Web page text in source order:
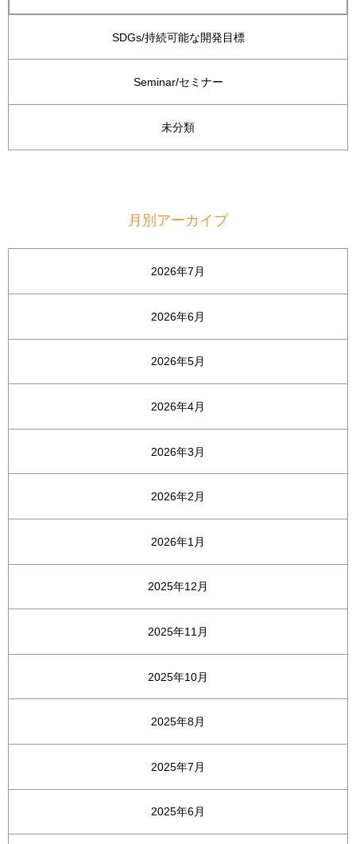
SDGs/持続可能な開発目標
Seminar/セミナー
未分類
月別アーカイブ
2026年7月
2026年6月
2026年5月
2026年4月
2026年3月
2026年2月
2026年1月
2025年12月
2025年11月
2025年10月
2025年8月
2025年7月
2025年6月